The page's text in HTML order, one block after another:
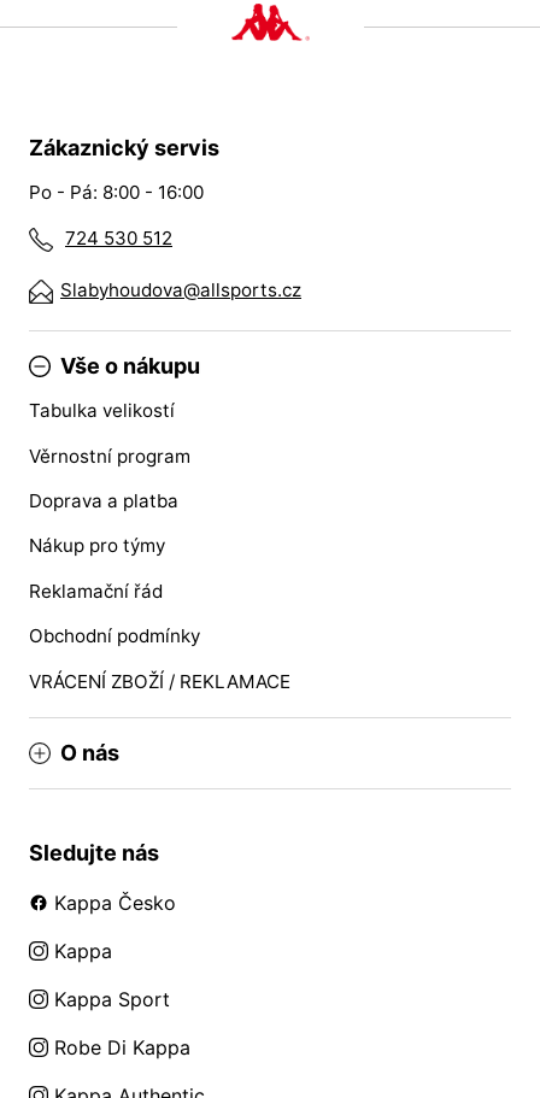
Zákaznický servis
Po - Pá: 8:00 - 16:00
724 530 512
Slabyhoudova@allsports.cz
Vše o nákupu
Tabulka velikostí
Věrnostní program
Doprava a platba
Nákup pro týmy
Reklamační řád
Obchodní podmínky
VRÁCENÍ ZBOŽÍ / REKLAMACE
O nás
Sledujte nás
Kappa Česko
Kappa
Kappa Sport
Robe Di Kappa